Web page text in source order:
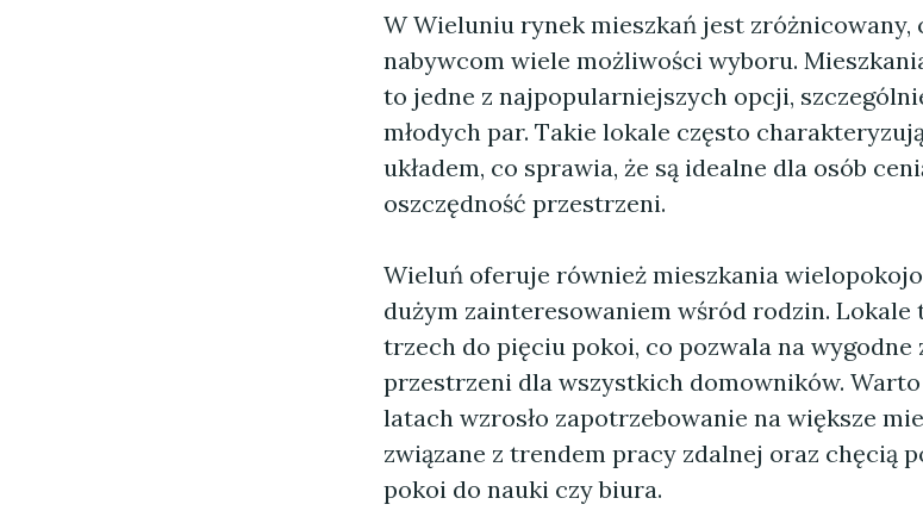
W Wieluniu rynek mieszkań jest zróżnicowany,
nabywcom wiele możliwości wyboru.
to jedne z najpopularniejszych opcji,
młodych par. Takie lokale często
układem, co sprawia, że są idealne dla osób
oszczędność przestrzeni.
Wieluń oferuje również mieszkania
dużym zainteresowaniem wśród rodzin. Lokale
trzech do pięciu pokoi, co pozwala na wygodne
przestrzeni dla wszystkich domowników.
latach wzrosło zapotrzebowanie na większe
związane z trendem pracy zdalnej oraz chęcią
pokoi do nauki czy biura.